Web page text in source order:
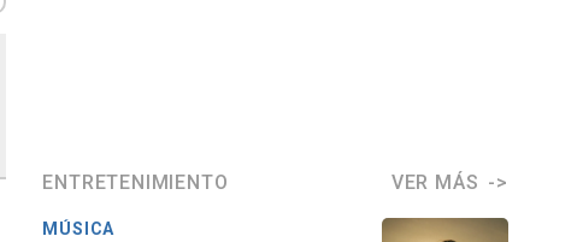
ENTRETENIMIENTO VER MÁS
MÚSICA